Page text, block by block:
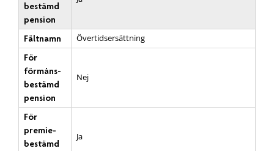
bestämd
pension
Fältnamn
Övertidsersättning
För
förmåns­
bestämd
pension
Nej
För
premie­
bestämd
Ja